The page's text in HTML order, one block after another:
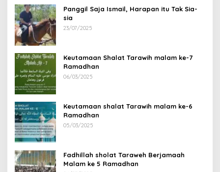
Panggil Saja Ismail, Harapan itu Tak Sia-
sia
23/07/2025
Keutamaan Shalat Tarawih malam ke-7
Ramadhan
06/03/2025
Keutamaan shalat Tarawih malam ke-6
Ramadhan
05/03/2025
Fadhillah sholat Taraweh Berjamaah
Malam ke 5 Ramadhan